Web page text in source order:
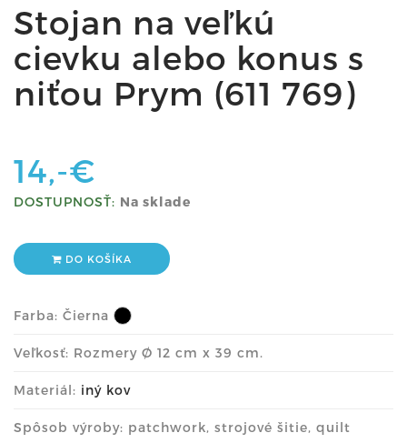
Stojan na veľkú
cievku alebo konus s
niťou Prym (611 769)
14,-€
DOSTUPNOSŤ: Na sklade
DO KOŠÍKA
Farba: Čierna
Veľkosť: Rozmery Ø 12 cm x 39 cm.
Materiál: iný kov
Spôsob výroby: patchwork, strojové šitie, quilt